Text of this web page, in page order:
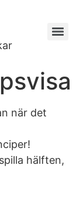
när det
hälften,